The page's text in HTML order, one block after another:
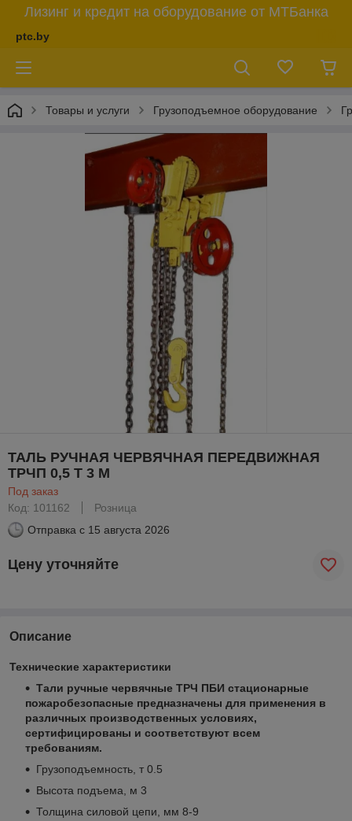
Лизинг и кредит на оборудование от МТБанка
ptc.by
Товары и услуги Грузоподъемное оборудование
ТАЛЬ РУЧНАЯ ЧЕРВЯЧНАЯ ПЕРЕДВИЖНАЯ
ТРЧП 0,5 Т 3 М
Под заказ
Код: 101162
Розница
Отправка с 15 августа 2026
Цену уточняйте
Описание
Технические характеристики
Тали ручные червячные ТРЧ ПБИ стационарные
пожаробезопасные предназначены для применения в
различных производственных условиях,
сертифицированы и соответствуют всем
требованиям.
Грузоподъемность, т 0.5
Высота подъема, м 3
Толщина силовой цепи, мм 8-9